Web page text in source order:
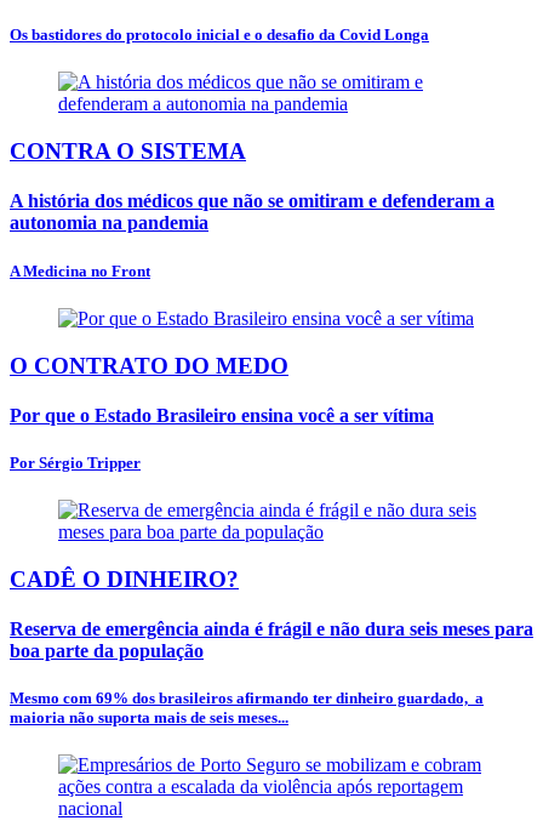
Os bastidores do protocolo inicial e o desafio da Covid Longa
CONTRA O SISTEMA
A história dos médicos que não se omitiram e defenderam a
autonomia na pandemia
A Medicina no Front
O CONTRATO DO MEDO
Por que o Estado Brasileiro ensina você a ser vítima
Por Sérgio Tripper
CADÊ O DINHEIRO?
Reserva de emergência ainda é frágil e não dura seis meses para
boa parte da população
Mesmo com 69% dos brasileiros afirmando ter dinheiro guardado, a
maioria não suporta mais de seis meses...